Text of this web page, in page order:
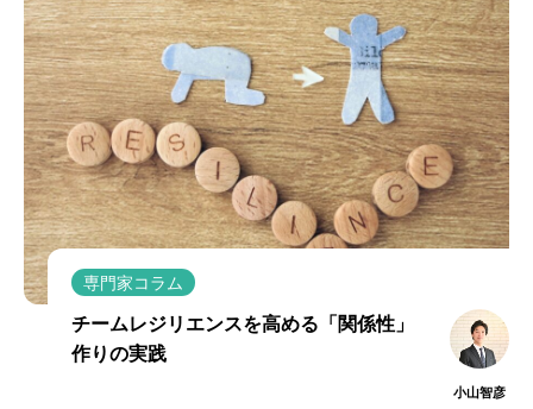
専門家コラム
チームレジリエンスを高める「関係性」
作りの実践
小山智彦